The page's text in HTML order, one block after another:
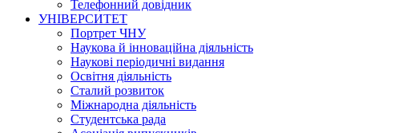
Телефонний довідник
УНІВЕРСИТЕТ
Портрет ЧНУ
Наукова й інноваційна діяльність
Наукові періодичні видання
Освітня діяльність
Сталий розвиток
Міжнародна діяльність
Студентська рада